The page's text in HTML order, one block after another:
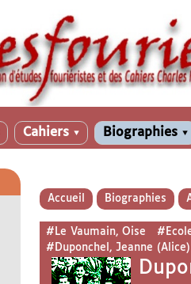
Cahiers ▼ Biographies ▼
Accueil Biographies
#Le Vaumain, Oise
#Duponchel, Jeanne (Alice)